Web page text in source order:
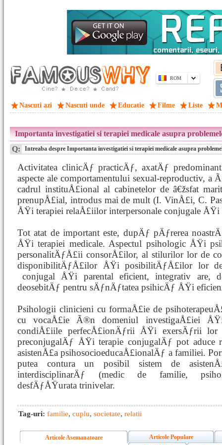
ROM
Nascuti azi Nascuti unde Educatie Filme Liste
Importanta investigatiei si terapiei medicale asupra
Q: Intreaba despre Importanta investigatiei si terapiei medicale asupra
Activitatea clinicÄƒ practicÄƒ, axatÄƒ
aspecte ale comportamentului sexual-reproductiv,
cadrul instituÅ£ional al cabinetelor de â€žsfat
prenupÅ£ial, introdus mai de mult (I. VinÅ£i, C.
ÅŸi terapiei relaÅ£iilor interpersonale conjugale ÅŸi
Tot atat de important este, dupÄƒ pÄƒrerea
ÅŸi terapiei medicale. Aspectul psihologic ÅŸi
personalitÄƒÅ£ii consorÅ£ilor, al stilurilor lor de
disponibilitÄƒÅ£ilor ÅŸi posibilitÄƒÅ£ilor lor
conjugal ÅŸi parental eficient, integrativ are,
deosebitÄƒ pentru sÄƒnÄƒtatea psihicÄƒ ÅŸi
Psihologii clinicieni cu formaÅ£ie de
cu vocaÅ£ie Ã®n domeniul investigaÅ£iei
condiÅ£iile perfecÅ£ionÄƒrii ÅŸi exersÄƒrii lor
preconjugalÄƒ ÅŸi terapie conjugalÄƒ pot
asistenÅ£a psihosocioeducaÅ£ionalÄƒ a familiei.
putea contura un posibil sistem de
interdisciplinarÄƒ (medic de familie,
desfÄƒÅŸurata trinivelar.
Tag-uri: familie, cuplu, societate, relatii
Articole Asemanatoare
Articole Populare